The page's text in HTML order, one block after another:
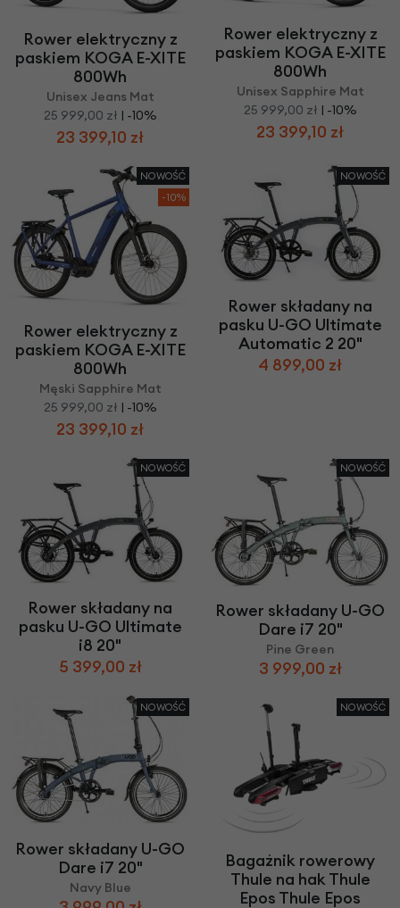
Rower elektryczny z
paskiem KOGA E-XITE
800Wh
Unisex Jeans Mat
25 999,00 zł | -10%
23 399,10 zł
Rower elektryczny z
paskiem KOGA E-XITE
800Wh
Unisex Sapphire Mat
25 999,00 zł | -10%
23 399,10 zł
NOWOŚĆ
-10%
Rower elektryczny z
paskiem KOGA E-XITE
800Wh
Męski Sapphire Mat
25 999,00 zł | -10%
23 399,10 zł
NOWOŚĆ
Rower składany na
pasku U-GO Ultimate
Automatic 2 20"
4 899,00 zł
NOWOŚĆ
Rower składany na
pasku U-GO Ultimate
i8 20"
5 399,00 zł
NOWOŚĆ
Rower składany U-GO
Dare i7 20"
Pine Green
3 999,00 zł
NOWOŚĆ
Rower składany U-GO
Dare i7 20"
Navy Blue
NOWOŚĆ
Bagażnik rowerowy
Thule na hak Thule
Epos Thule Epos